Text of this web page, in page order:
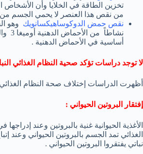
تخزين الطاقة في الخلايا وأن الأشخاص
من نقص هذا العنصر لا يحمي الجسم
نقص حمض الدوكوساهيكسانويك وهو
أساسية في الأحماض الدهنية .
لا توجد دراسات تؤكد صحية النظام الغذائي
أظهرت الدراسات إختلاف صحة النظام الغذائي
إفتقار البروتين الحيواني :
الأغذية الحيوانية غنية بالبروتين وعند إدراجها
الغذائي تمد الجسم بالبروتين الحيواني وعند
نباتي يفتقروا البروتين الحيواني .